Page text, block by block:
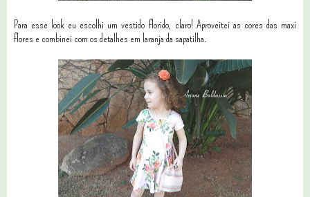
Para esse look eu escolhi um vestido florido, claro! Aproveitei as cores das maxi
flores e combinei com os detalhes em laranja da sapatilha.